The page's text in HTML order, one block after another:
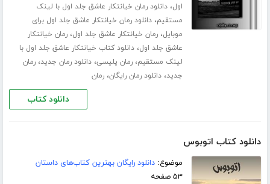
اول،دانلود رمان خیانتکار عاشق جلد اول با لینک
مستقیم،دانلود رمان خیانتکار عاشق جلد اول برای
موبایل،رمان خیانتکار عاشق جلد اول،رمان خیانتکار
عاشق جلد اول،دانلود کتاب خیانتکار عاشق جلد اول با
لینک مستقیم،رمان پلیسی،دانلود رمان جدید،رمان
جدید،دانلود رمان رایگان،رمان
دانلود کتاب
دانلود کتاب اتوبوس
موضوع:دانلود رایگان بهترین کتاب‌های داستان
۵۳ صفحه